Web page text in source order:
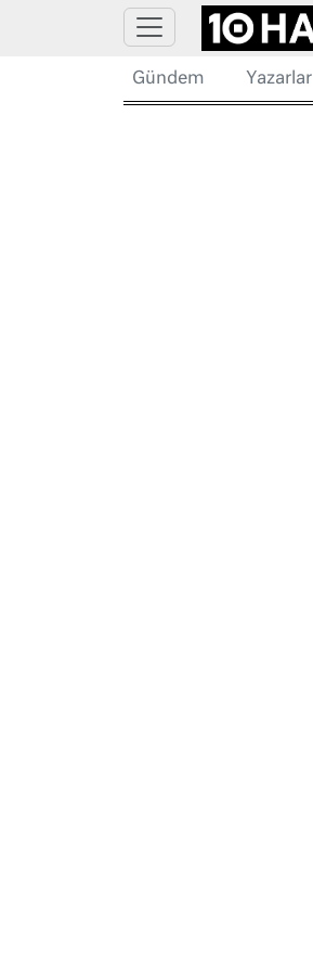
Gündem Yazarlar